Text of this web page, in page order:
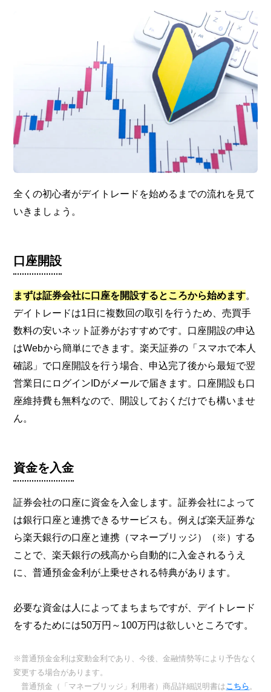
全くの初心者がデイトレードを始めるまでの流れを見て
いきましょう。
口座開設
まずは証券会社に口座を開設するところから始めます。
デイトレードは1日に複数回の取引を行うため、売買手
数料の安いネット証券がおすすめです。口座開設の申込
はWebから簡単にできます。楽天証券の「スマホで本人
確認」で口座開設を行う場合、申込完了後から最短で翌
営業日にログインIDがメールで届きます。口座開設も口
座維持費も無料なので、開設しておくだけでも構いませ
ん。
資金を入金
証券会社の口座に資金を入金します。証券会社によって
は銀行口座と連携できるサービスも。例えば楽天証券な
ら楽天銀行の口座と連携（マネーブリッジ）（※）する
ことで、楽天銀行の残高から自動的に入金されるうえ
に、普通預金金利が上乗せされる特典があります。
必要な資金は人によってまちまちですが、デイトレード
をするためには50万円～100万円は欲しいところです。
※普通預金金利は変動金利であり、今後、金融情勢等により予告なく
変更する場合があります。
普通預金（「マネーブリッジ」利用者）商品詳細説明書はこちら。